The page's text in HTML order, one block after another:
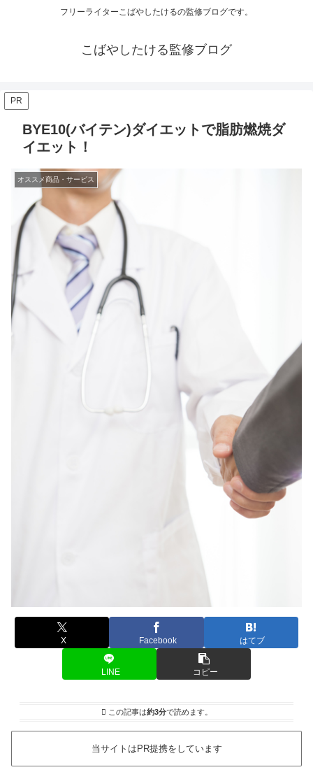
フリーライターこばやしたけるの監修ブログです。
こばやしたける監修ブログ
PR
BYE10(バイテン)ダイエットで脂肪燃焼ダ
イエット！
オススメ商品・サービス
X Facebook はてブ
LINE コピー
この記事は約3分で読めます。
当サイトはPR提携をしています